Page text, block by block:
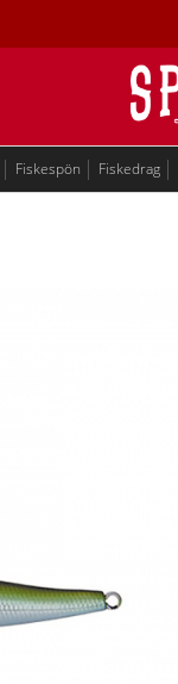
Fiskespön Fiskedrag